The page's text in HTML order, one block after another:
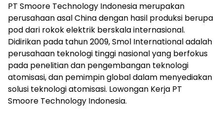
PT Smoore Technology Indonesia merupakan
perusahaan asal China dengan hasil produksi berupa
pod dari rokok elektrik berskala internasional.
Didirikan pada tahun 2009, Smol International adalah
perusahaan teknologi tinggi nasional yang berfokus
pada penelitian dan pengembangan teknologi
atomisasi, dan pemimpin global dalam menyediakan
solusi teknologi atomisasi. Lowongan Kerja PT
Smoore Technology Indonesia.